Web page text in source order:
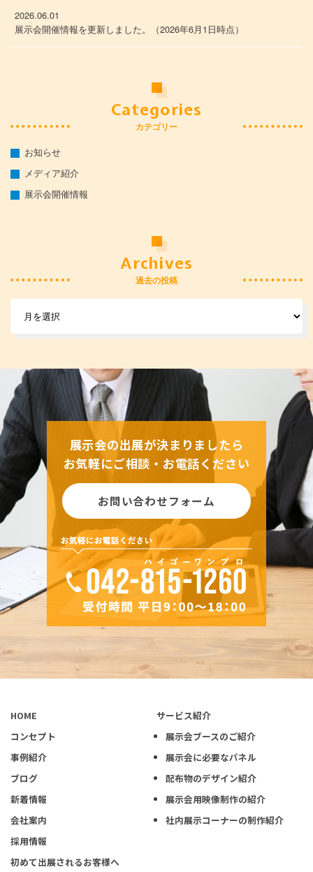
2026.06.01
展示会開催情報を更新しました。（2026年6月1日時点）
Categories
カテゴリー
お知らせ
メディア紹介
展示会開催情報
Archives
過去の投稿
展示会の出展が決まりましたら
お気軽にご相談・お電話ください
お問い合わせフォーム
HOME
コンセプト
事例紹介
ブログ
新着情報
会社案内
採用情報
サービス紹介
展示会ブースのご紹介
展示会に必要なパネル
配布物のデザイン紹介
展示会用映像制作の紹介
社内展示コーナーの制作紹介
初めて出展されるお客様へ